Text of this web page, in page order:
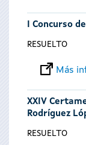
I Concurso
RESUELTO
Más
XXIV
Rodríguez
RESUELTO